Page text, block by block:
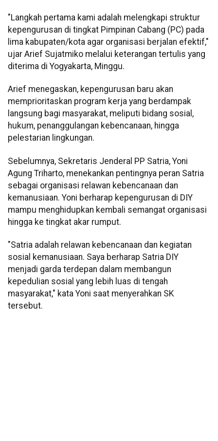
"Langkah pertama kami adalah melengkapi struktur
kepengurusan di tingkat Pimpinan Cabang (PC) pada
lima kabupaten/kota agar organisasi berjalan efektif,"
ujar Arief Sujatmiko melalui keterangan tertulis yang
diterima di Yogyakarta, Minggu.
Arief menegaskan, kepengurusan baru akan
memprioritaskan program kerja yang berdampak
langsung bagi masyarakat, meliputi bidang sosial,
hukum, penanggulangan kebencanaan, hingga
pelestarian lingkungan.
Sebelumnya, Sekretaris Jenderal PP Satria, Yoni
Agung Triharto, menekankan pentingnya peran Satria
sebagai organisasi relawan kebencanaan dan
kemanusiaan. Yoni berharap kepengurusan di DIY
mampu menghidupkan kembali semangat organisasi
hingga ke tingkat akar rumput.
"Satria adalah relawan kebencanaan dan kegiatan
sosial kemanusiaan. Saya berharap Satria DIY
menjadi garda terdepan dalam membangun
kepedulian sosial yang lebih luas di tengah
masyarakat," kata Yoni saat menyerahkan SK
tersebut.